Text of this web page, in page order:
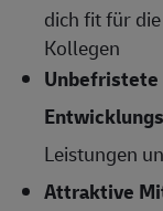
dich fit für
Kollegen
Unbefristete
Leistungen
Attraktive